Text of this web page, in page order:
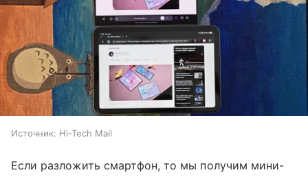
Источник: Hi-Tech Mail
Если разложить смартфон, то мы получим мини-